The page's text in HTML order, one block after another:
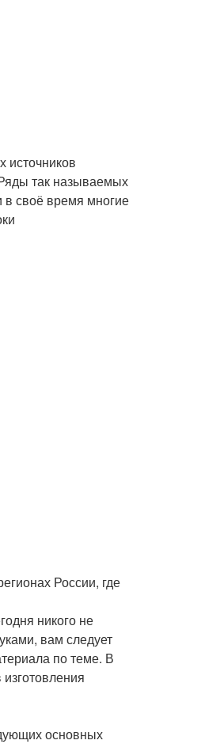
источников
так называемых
в своё время многие
России, где
никого не
вам следует
по теме. В
основных